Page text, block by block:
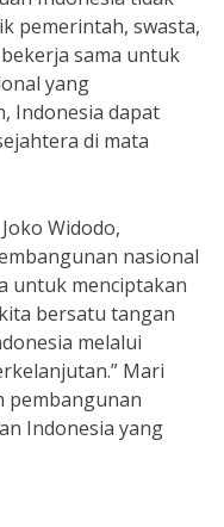
pemerintah, swasta,
sama untuk
yang
Indonesia dapat
di mata
Widodo,
nasional
untuk menciptakan
bersatu tangan
melalui
Mari
pembangunan
Indonesia yang